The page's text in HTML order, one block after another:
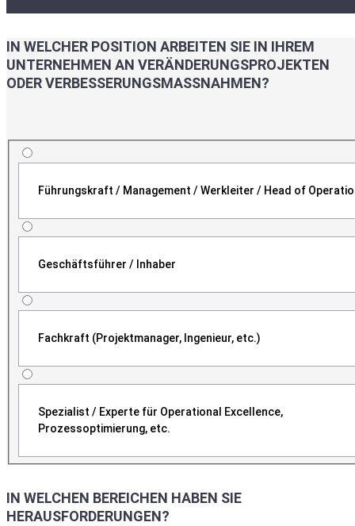
IN WELCHER POSITION ARBEITEN SIE IN IHREM
UNTERNEHMEN AN VERÄNDERUNGSPROJEKTEN
ODER VERBESSERUNGSMASSNAHMEN?
Führungskraft / Management / Werkleiter / Head of
Geschäftsführer / Inhaber
Fachkraft (Projektmanager, Ingenieur, etc.)
Spezialist / Experte für Operational Excellence,
Prozessoptimierung, etc.
IN WELCHEN BEREICHEN HABEN SIE
HERAUSFORDERUNGEN?